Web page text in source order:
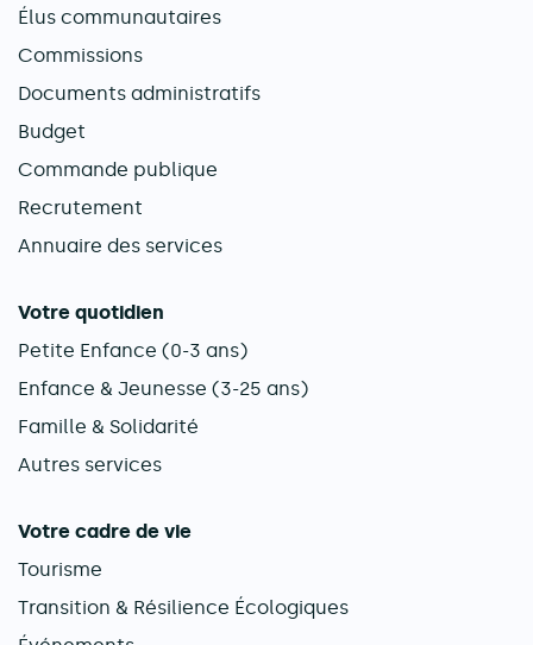
Élus communautaires
Commissions
Documents administratifs
Budget
Commande publique
Recrutement
Annuaire des services
Votre quotidien
Petite Enfance (0-3 ans)
Enfance & Jeunesse (3-25 ans)
Famille & Solidarité
Autres services
Votre cadre de vie
Tourisme
Transition & Résilience Écologiques